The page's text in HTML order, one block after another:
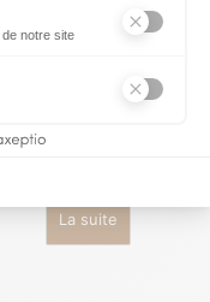
d’un
d’un élévateur
d’un immeuble – Paris
La suite
notre site
il permet de mesurer
de recherche Google.